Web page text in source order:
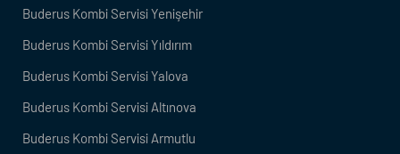
Buderus Kombi Servisi Yenişehir
Buderus Kombi Servisi Yıldırım
Buderus Kombi Servisi Yalova
Buderus Kombi Servisi Altınova
Buderus Kombi Servisi Armutlu